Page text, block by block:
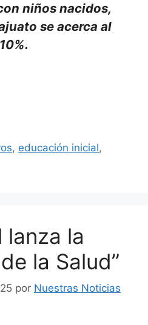
niños nacidos,
se acerca al
10%.
, educación inicial,
lanza la
la Salud”
por Nuestras Noticias